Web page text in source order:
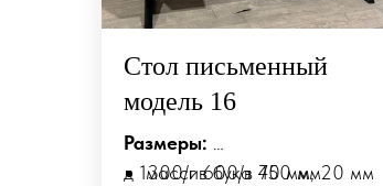
Стол письменный
модель 16
Размеры:
д 1300/г 600/в 750 мм
массив бука 40 мм, 20 мм